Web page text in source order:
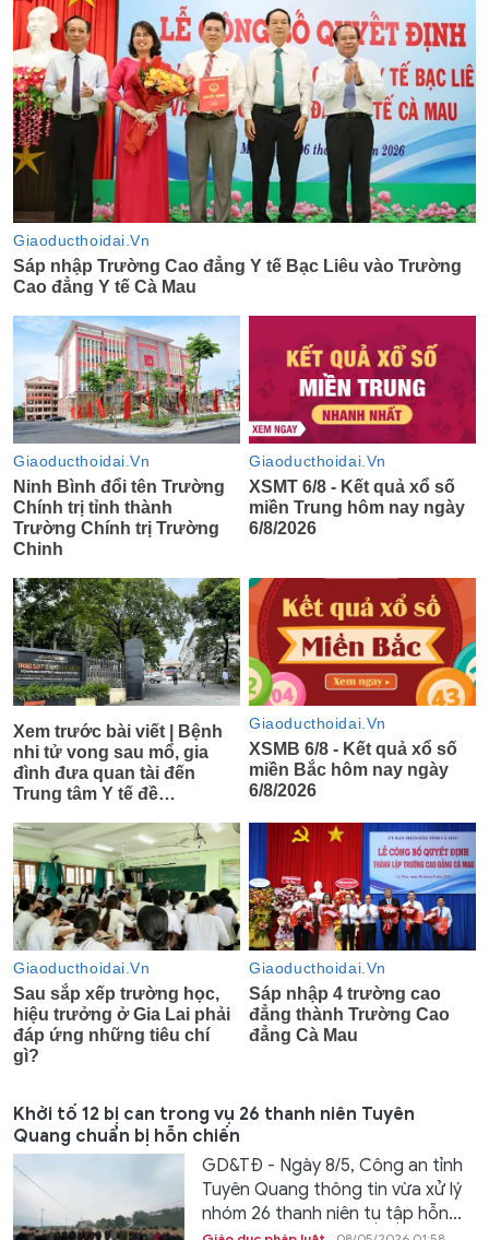
Khởi tố 12 bị can trong vụ 26 thanh niên Tuyên
Quang chuẩn bị hỗn chiến
GD&TĐ - Ngày 8/5, Công an tỉnh
Tuyên Quang thông tin vừa xử lý
nhóm 26 thanh niên tụ tập hỗn...